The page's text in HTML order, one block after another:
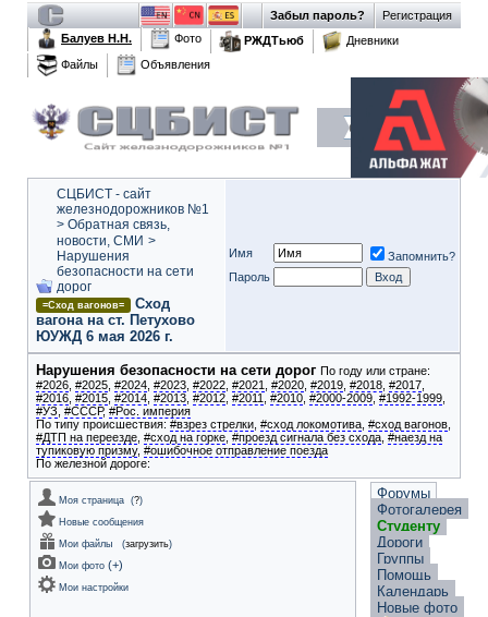
Регистрация
Забыл пароль?
Балуев Н.Н.
Фото РЖДТьюб
Дневники
Файлы
Объявления
СЦБИСТ - сайт
железнодорожников №1
> Обратная связь,
новости, СМИ >
Нарушения
безопасности на сети
дорог
=Сход вагонов=
Сход
вагона на ст. Петухово
ЮУЖД 6 мая 2026 г.
Имя
Запомнить?
Пароль
Нарушения безопасности на сети дорог По году или стране:
#2026 #2025 #2024 #2023 #2022 #2021 #2020 #2019 #2018 #2017
#2016 #2015 #2014 #2013 #2012 #2011 #2010 #2000-2009 #1992-1999
#УЗ #СССР, #Рос. империя
По типу происшествия: #взрез стрелки #сход локомотива #сход вагонов
#ДТП на переезде #сход на горке #проезд сигнала без схода #наезд на
тупиковую призму, #ошибочное отправление поезда
По железной дороге:
Моя страница (?)
Новые сообщения
Мои файлы
(загрузить)
Мои фото (+)
Мои настройки
Форумы
Фотогалерея
Студенту
Дороги
Группы
Помощь
Календарь
Новые фото